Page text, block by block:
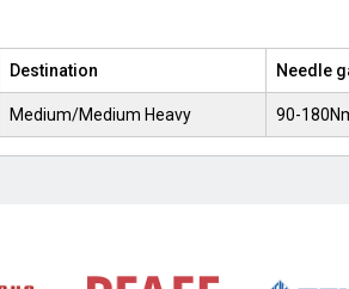
Destination Needle
Medium/Medium Heavy 90-